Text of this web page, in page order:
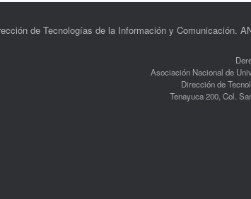
de Tecnologías de la Información y Comunicación.
Asociación Nacional de
Dirección de
Tenayuca 200, Col.